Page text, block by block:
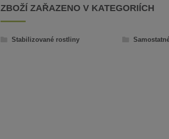
ZBOŽÍ ZAŘAZENO V KATEGORIÍCH
Stabilizované rostliny